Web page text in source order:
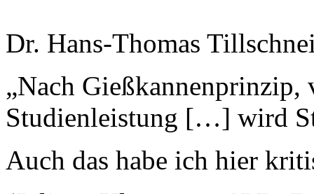
Dr. Hans-Thomas
„Nach
Studienleistung […] wird
Auch das habe ich hier